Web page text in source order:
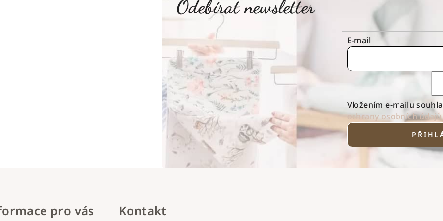
Odebírat newsletter
E-mail
Vložením e-mailu
ochrany osobních údajů
pro vás Kontakt